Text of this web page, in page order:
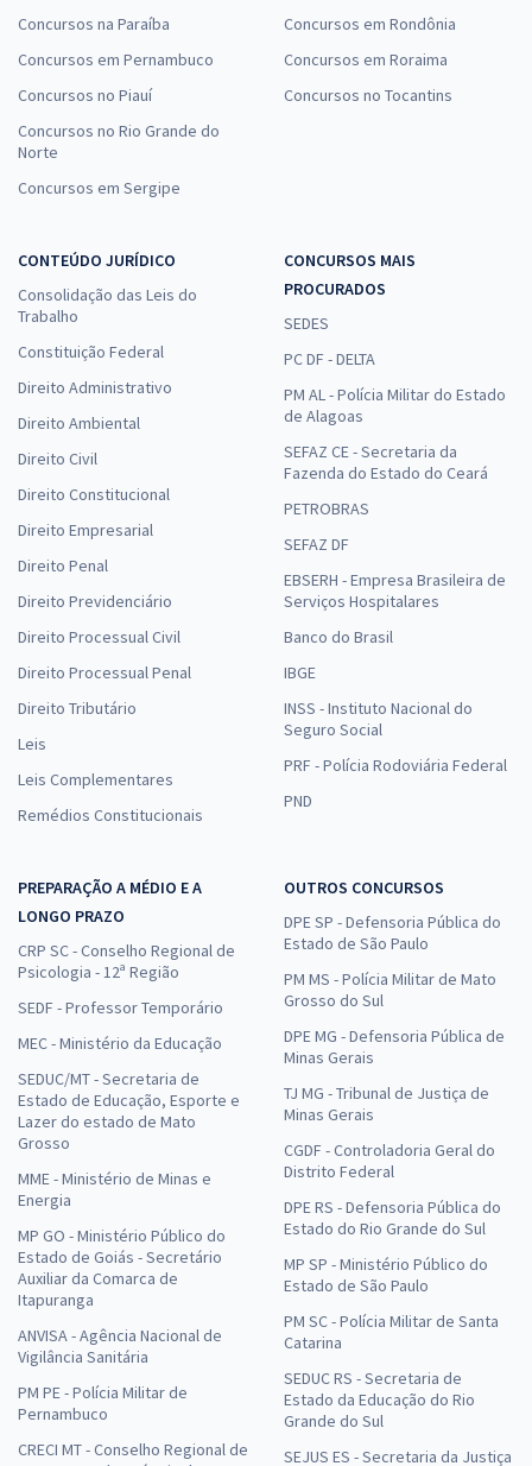
Concursos na Paraíba
Concursos em Pernambuco
Concursos no Piauí
Concursos no Rio Grande do
Norte
Concursos em Sergipe
Concursos em Rondônia
Concursos em Roraima
Concursos no Tocantins
CONTEÚDO JURÍDICO
Consolidação das Leis do
Trabalho
Constituição Federal
Direito Administrativo
Direito Ambiental
Direito Civil
Direito Constitucional
Direito Empresarial
Direito Penal
Direito Previdenciário
Direito Processual Civil
Direito Processual Penal
Direito Tributário
Leis
Leis Complementares
Remédios Constitucionais
CONCURSOS MAIS
PROCURADOS
SEDES
PC DF - DELTA
PM AL - Polícia Militar do Estado
de Alagoas
SEFAZ CE - Secretaria da
Fazenda do Estado do Ceará
PETROBRAS
SEFAZ DF
EBSERH - Empresa Brasileira de
Serviços Hospitalares
Banco do Brasil
IBGE
INSS - Instituto Nacional do
Seguro Social
PRF - Polícia Rodoviária Federal
PND
PREPARAÇÃO A MÉDIO E A
LONGO PRAZO
CRP SC - Conselho Regional de
Psicologia - 12ª Região
SEDF - Professor Temporário
MEC - Ministério da Educação
SEDUC/MT - Secretaria de
Estado de Educação, Esporte e
Lazer do estado de Mato
Grosso
MME - Ministério de Minas e
Energia
MP GO - Ministério Público do
Estado de Goiás - Secretário
Auxiliar da Comarca de
Itapuranga
ANVISA - Agência Nacional de
Vigilância Sanitária
PM PE - Polícia Militar de
Pernambuco
CRECI MT - Conselho Regional de
OUTROS CONCURSOS
DPE SP - Defensoria Pública do
Estado de São Paulo
PM MS - Polícia Militar de Mato
Grosso do Sul
DPE MG - Defensoria Pública de
Minas Gerais
TJ MG - Tribunal de Justiça de
Minas Gerais
CGDF - Controladoria Geral do
Distrito Federal
DPE RS - Defensoria Pública do
Estado do Rio Grande do Sul
MP SP - Ministério Público do
Estado de São Paulo
PM SC - Polícia Militar de Santa
Catarina
SEDUC RS - Secretaria de
Estado da Educação do Rio
Grande do Sul
SEJUS ES - Secretaria da Justiça